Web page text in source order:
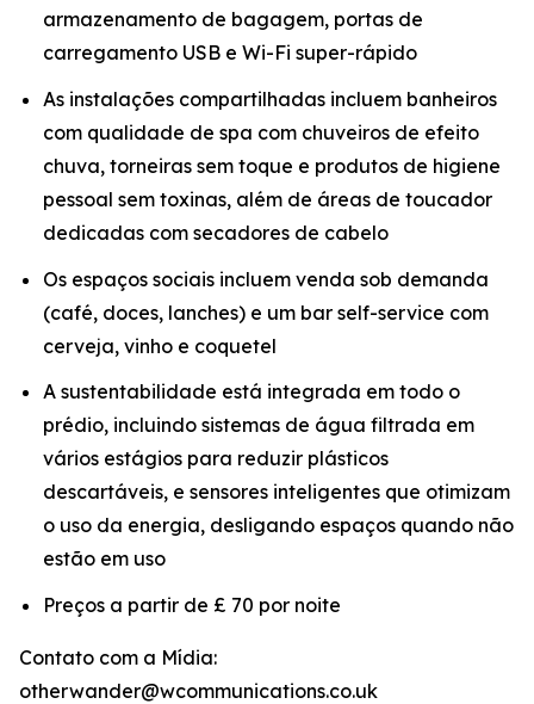
armazenamento de bagagem, portas de
carregamento USB e Wi-Fi super-rápido
As instalações compartilhadas incluem banheiros
com qualidade de spa com chuveiros de efeito
chuva, torneiras sem toque e produtos de higiene
pessoal sem toxinas, além de áreas de toucador
dedicadas com secadores de cabelo
Os espaços sociais incluem venda sob demanda
(café, doces, lanches) e um bar self-service com
cerveja, vinho e coquetel
A sustentabilidade está integrada em todo o
prédio, incluindo sistemas de água filtrada em
vários estágios para reduzir plásticos
descartáveis, e sensores inteligentes que otimizam
o uso da energia, desligando espaços quando não
estão em uso
Preços a partir de £ 70 por noite
Contato com a Mídia:
otherwander@wcommunications.co.uk